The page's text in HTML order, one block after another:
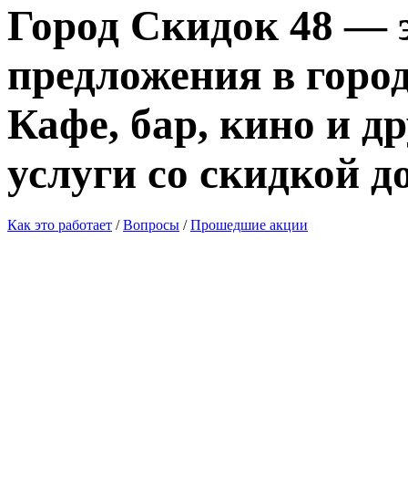
Город Скидок 48 —
предложения в
Кафе, бар, кино и
услуги со скидкой
Как это работает / Вопросы / Прошедшие акции